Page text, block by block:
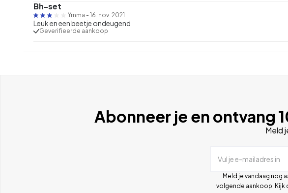
Bh-set
Ymma - 16. nov. 2021
Leuk en een beetje ondeugend
Geverifieerde aankoop
Abonneer je en ontvang
Meld
Vul je e-mailadres in
Meld je vandaag nog
volgende aankoop. Kijk